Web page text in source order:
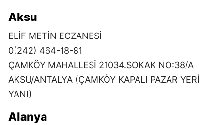
Aksu
ELİF METİN ECZANESİ
0(242) 464-18-81
ÇAMKÖY MAHALLESİ 21034.SOKAK NO:38/A
AKSU/ANTALYA (ÇAMKÖY KAPALI PAZAR YERİ
YANI)
Alanya